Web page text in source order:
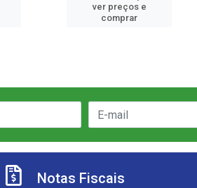
ver preços e
comprar
Notas Fiscais